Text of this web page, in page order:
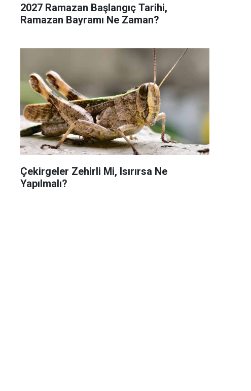
2027 Ramazan Başlangıç Tarihi,
Ramazan Bayramı Ne Zaman?
Çekirgeler Zehirli Mi, Isırırsa Ne
Yapılmalı?